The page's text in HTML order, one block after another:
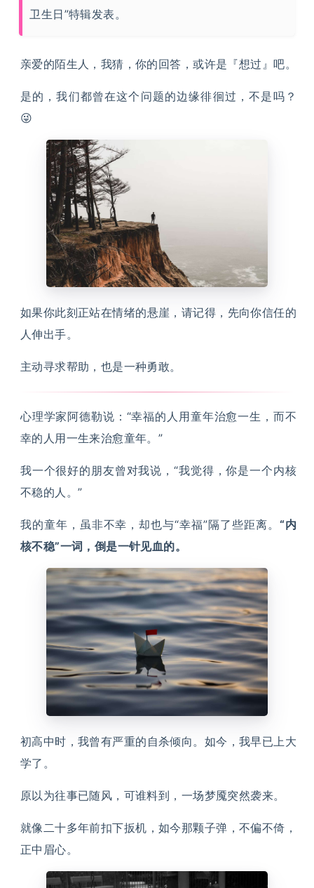
卫生日”特辑发表。
亲爱的陌生人，我猜，你的回答，或许是『想过』吧。
是的，我们都曾在这个问题的边缘徘徊过，不是吗？
😜
如果你此刻正站在情绪的悬崖，请记得，先向你信任的
人伸出手。
主动寻求帮助，也是一种勇敢。
心理学家阿德勒说：“幸福的人用童年治愈一生，而不
幸的人用一生来治愈童年。”
我一个很好的朋友曾对我说，“我觉得，你是一个内核
不稳的人。”
我的童年，虽非不幸，却也与“幸福”隔了些距离。 “内
核不稳”一词，倒是一针见血的。
初高中时，我曾有严重的自杀倾向。如今，我早已上大
学了。
原以为往事已随风，可谁料到，一场梦魇突然袭来。
就像二十多年前扣下扳机，如今那颗子弹，不偏不倚，
正中眉心。